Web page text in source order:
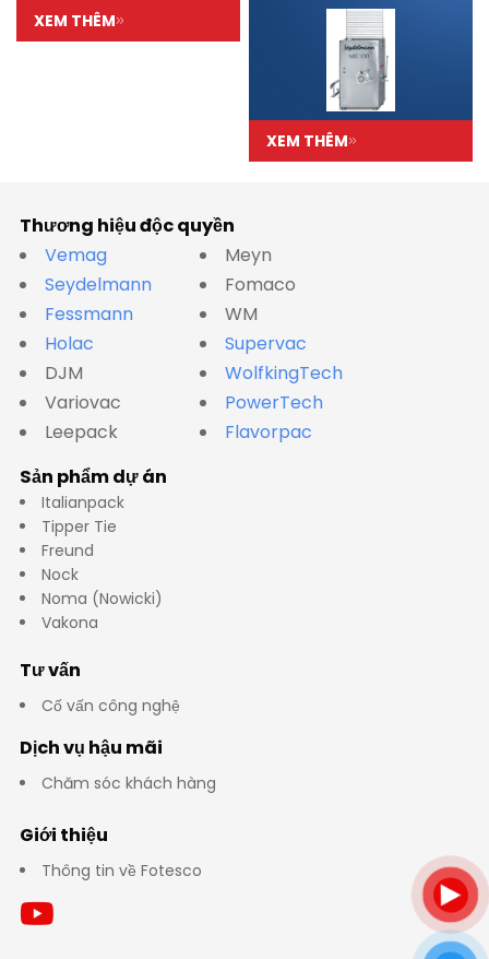
XEM THÊM
XEM THÊM
Thương hiệu độc quyền
Vemag
Seydelmann
Fessmann
Holac
DJM
Variovac
Leepack
Meyn
Fomaco
WM
Supervac
WolfkingTech
PowerTech
Flavorpac
Sản phẩm dự án
Italianpack
Tipper Tie
Freund
Nock
Noma (Nowicki)
Vakona
Tư vấn
Cố vấn công nghệ
Dịch vụ hậu mãi
Chăm sóc khách hàng
Giới thiệu
Thông tin về Fotesco